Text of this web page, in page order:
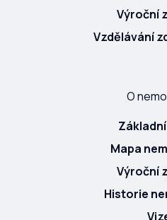
Výroční
Vzdělávání
O
Mapa
Výroční
Historie